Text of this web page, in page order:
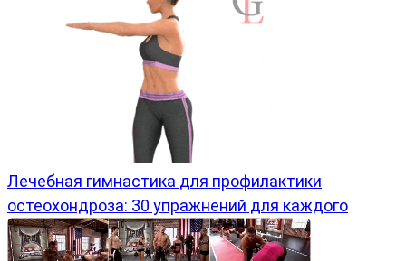
Лечебная гимнастика для профилактики
остеохондроза: 30 упражнений для каждого